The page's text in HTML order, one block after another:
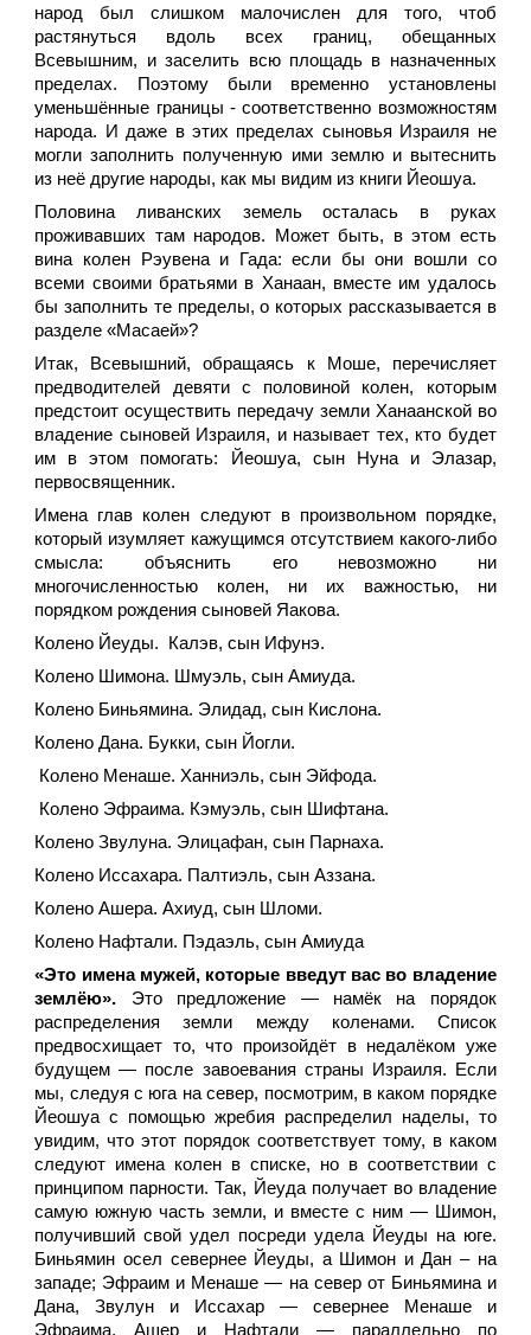
народ был слишком малочислен для того, чтоб
растянуться вдоль всех границ, обещанных
Всевышним, и заселить всю площадь в назначенных
пределах. Поэтому были временно установлены
уменьшённые границы - соответственно возможностям
народа. И даже в этих пределах сыновья Израиля не
могли заполнить полученную ими землю и вытеснить
из неё другие народы, как мы видим из книги Йеошуа.
Половина ливанских земель осталась в руках
проживавших там народов. Может быть, в этом есть
вина колен Рэувена и Гада: если бы они вошли со
всеми своими братьями в Ханаан, вместе им удалось
бы заполнить те пределы, о которых рассказывается в
разделе «Масаей»?
Итак, Всевышний, обращаясь к Моше, перечисляет
предводителей девяти с половиной колен, которым
предстоит осуществить передачу земли Ханаанской во
владение сыновей Израиля, и называет тех, кто будет
им в этом помогать: Йеошуа, сын Нуна и Элазар,
первосвященник.
Имена глав колен следуют в произвольном порядке,
который изумляет кажущимся отсутствием какого-либо
смысла: объяснить его невозможно ни
многочисленностью колен, ни их важностью, ни
порядком рождения сыновей Яакова.
Колено Йеуды. Калэв, сын Ифунэ.
Колено Шимона. Шмуэль, сын Амиуда.
Колено Биньямина. Элидад, сын Кислона.
Колено Дана. Букки, сын Йогли.
Колено Менаше. Ханниэль, сын Эйфода.
Колено Эфраима. Кэмуэль, сын Шифтана.
Колено Звулуна. Элицафан, сын Парнаха.
Колено Иссахара. Палтиэль, сын Аззана.
Колено Ашера. Ахиуд, сын Шломи.
Колено Нафтали. Пэдаэль, сын Амиуда
«Это имена мужей, которые введут вас во владение
землёю». Это предложение — намёк на порядок
распределения земли между коленами. Список
предвосхищает то, что произойдёт в недалёком уже
будущем — после завоевания страны Израиля. Если
мы, следуя с юга на север, посмотрим, в каком порядке
Йеошуа с помощью жребия распределил наделы, то
увидим, что этот порядок соответствует тому, в каком
следуют имена колен в списке, но в соответствии с
принципом парности. Так, Йеуда получает во владение
самую южную часть земли, и вместе с ним — Шимон,
получивший свой удел посреди удела Йеуды на юге.
Биньямин осел севернее Йеуды, а Шимон и Дан – на
западе; Эфраим и Менаше — на север от Биньямина и
Дана, Звулун и Иссахар — севернее Менаше и
Эфраима, Ашер и Нафтали — параллельно по